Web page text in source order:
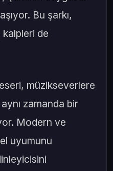
Bu şarkı,
kalpleri de
müzikseverlere
zamanda bir
Modern ve
uyumunu